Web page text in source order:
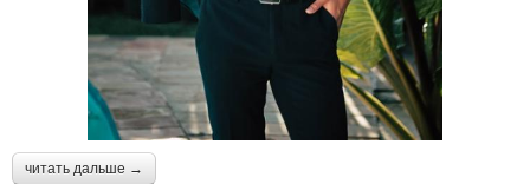
читать дальше →